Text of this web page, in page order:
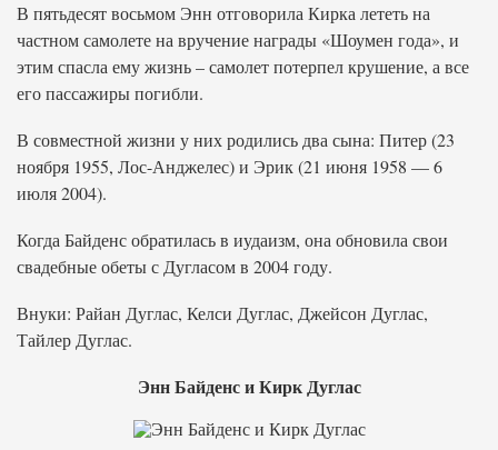
В пятьдесят восьмом Энн отговорила Кирка лететь на
частном самолете на вручение награды «Шоумен года», и
этим спасла ему жизнь – самолет потерпел крушение, а все
его пассажиры погибли.
В совместной жизни у них родились два сына: Питер (23
ноября 1955, Лос-Анджелес) и Эрик (21 июня 1958 — 6
июля 2004).
Когда Байденс обратилась в иудаизм, она обновила свои
свадебные обеты с Дугласом в 2004 году.
Внуки: Райан Дуглас, Келси Дуглас, Джейсон Дуглас,
Тайлер Дуглас.
Энн Байденс и Кирк Дуглас